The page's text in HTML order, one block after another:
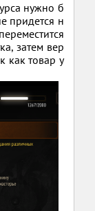
нужно б
придется н
затем вер
как товар у